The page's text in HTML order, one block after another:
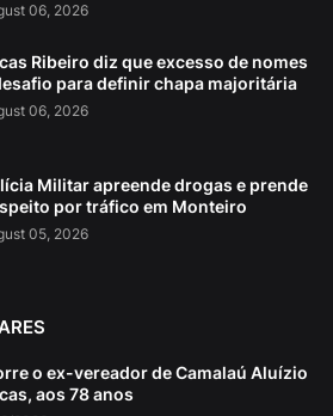
06, 2026
Ribeiro diz que excesso de nomes
para definir chapa majoritária
06, 2026
Militar apreende drogas e prende
por tráfico em Monteiro
05, 2026
o ex-vereador de Camalaú Aluízio
aos 78 anos